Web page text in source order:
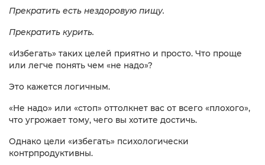
Прекратить есть нездоровую пищу.
Прекратить курить.
«Избегать» таких целей приятно и просто. Что проще
или легче понять чем «не надо»?
Это кажется логичным.
«Не надо» или «стоп» оттолкнет вас от всего «плохого»,
что угрожает тому, чего вы хотите достичь.
Однако цели «избегать» психологически
контрпродуктивны.